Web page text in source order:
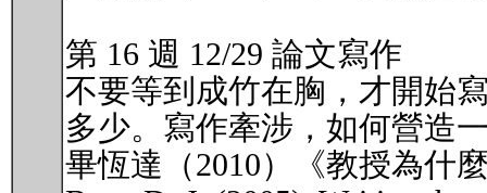
第 16 週 12/29 論文寫作
不要等到成竹在胸，才開始
多少。寫作牽涉，如何營造
畢恆達（2010）《教授為什